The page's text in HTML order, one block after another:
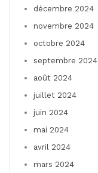
décembre 2024
novembre 2024
octobre 2024
septembre 2024
août 2024
juillet 2024
juin 2024
mai 2024
avril 2024
mars 2024